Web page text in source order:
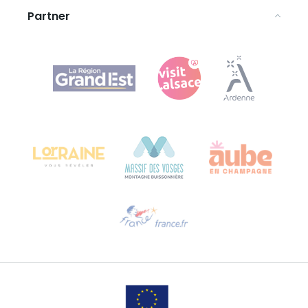
Agence Régionale du Tourisme Grand Est
Bureau de Colmar (sede operativa)
Contattaci per e-mail
Partner